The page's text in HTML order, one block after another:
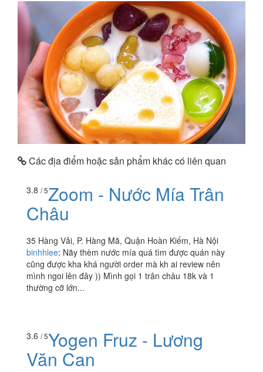
Các địa điểm hoặc sản phẩm khác có liên quan
3.8 / 5Zoom - Nước Mía Trân
Châu
35 Hàng Vải, P. Hàng Mã, Quận Hoàn Kiếm, Hà Nội
binhhlee: Nãy thèm nước mía quá tìm được quán này
cũng được kha khá người order mà kh ai review nên
mình ngoi lên đây )) Mình gọi 1 trân châu 18k và 1
thường cỡ lớn...
3.6 / 5Yogen Fruz - Lương
Văn Can